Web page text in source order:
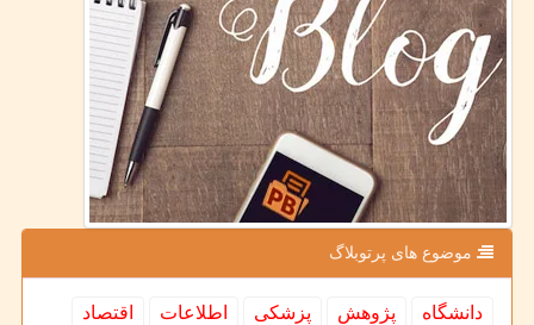
موضوع های پرتوبلاگ
دانشگاه پژوهش پزشكی اطلاعات
اقتصاد